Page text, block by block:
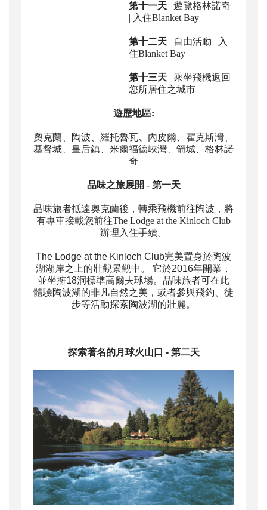
第十一天| 遊覽格林諾奇
| 入住Blanket Bay
第十二天| 自由活動 | 入
住Blanket Bay
第十三天| 乘坐飛機返回
您所居住之城市
遊歷地區:
奧克蘭、陶波、 羅托魯瓦、 內皮爾、霍克斯灣、
基督城、 皇后鎮 米爾福德峽灣 箭城、 格林諾
奇
品味之旅展開 - 第一天
品味旅者抵達奧克蘭後，轉乘飛機前往陶波，將
有專車接載您前往The Lodge at the Kinloch Club
辦理入住手續。
The Lodge at the Kinloch Club完美置身於陶波
湖湖岸之上的壯觀景觀中。 它於2016年開業，
並坐擁18洞標準高爾夫球場。品味旅者可在此
體驗陶波湖的非凡自然之美，或者參與飛釣、徒
步等活動探索陶波湖的壯麗。
探索著名的月球火山口 - 第二天